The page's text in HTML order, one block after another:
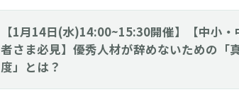
【1月14日(水)14:00~15:30開催】【中小
者さま必見】優秀人材が辞めないための「
度」とは？